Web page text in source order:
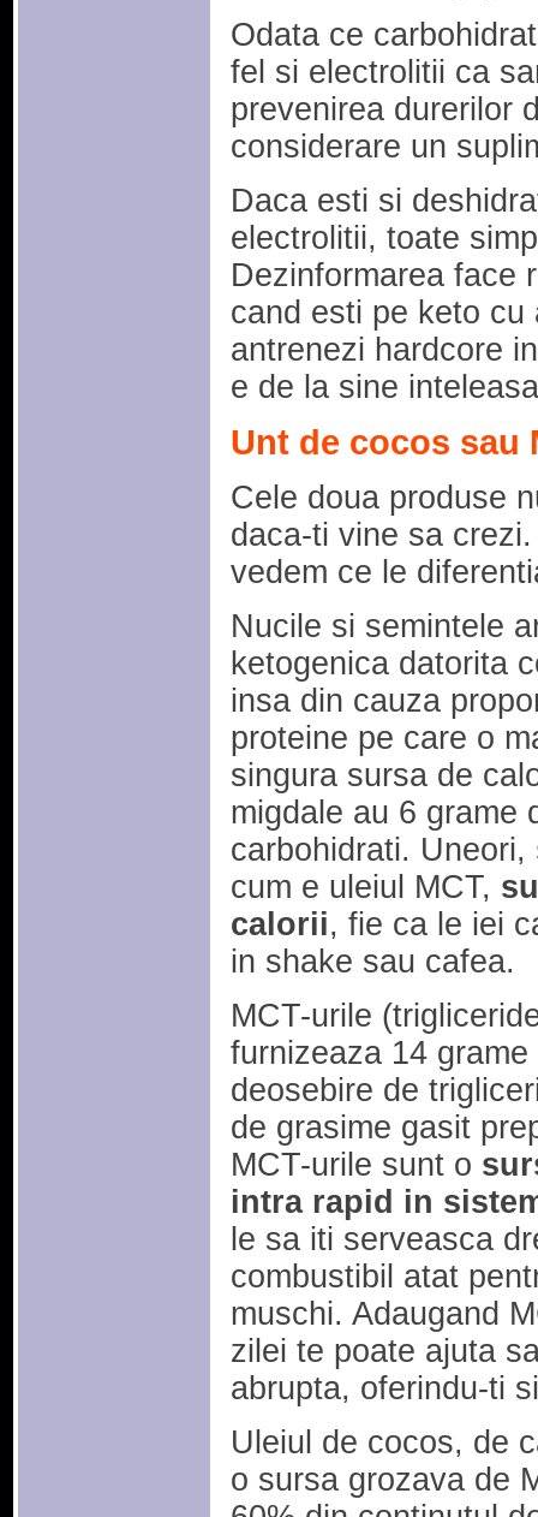
Odata ce
fel si electrolitii ca
prevenirea durerilor
considerare un
Daca esti si
electrolitii, toate
Dezinformarea face
cand esti pe keto
antrenezi hardcore
e de la sine
Unt de cocos sau
Cele doua produse
daca-ti vine sa
vedem ce le
Nucile si semintele
ketogenica datorita
insa din cauza
proteine pe care o
singura sursa de
migdale au 6 grame
carbohidrati. Uneori,
cum e uleiul MCT,
calorii, fie ca le iei
in shake sau cafea.
MCT-urile
furnizeaza 14
deosebire de
de grasime gasit
MCT-urile sunt o
intra rapid in
le sa iti serveasca
combustibil atat
muschi. Adaugand
zilei te poate ajuta
abrupta, oferindu-ti
Uleiul de cocos, de
o sursa grozava de